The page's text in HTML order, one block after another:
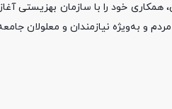
خود را با سازمان بهزیستی
و به‌ویژه نیازمندان و معلولان